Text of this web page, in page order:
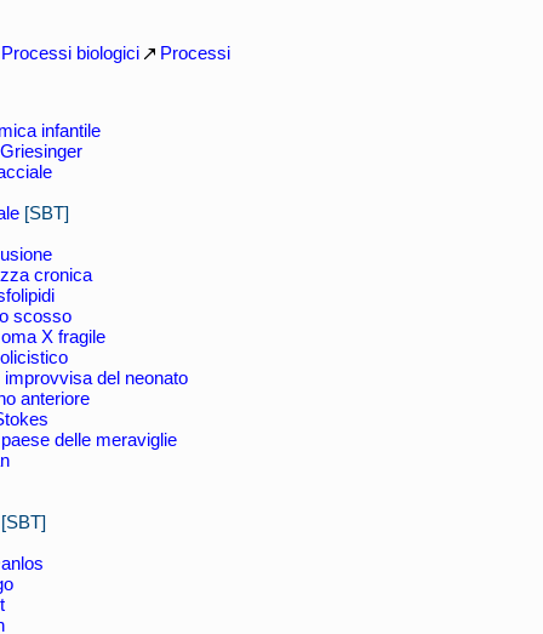
Processi biologici Processi
infantile
[SBT]
cronica
scosso
X fragile
del neonato
anteriore
delle meraviglie
[SBT]